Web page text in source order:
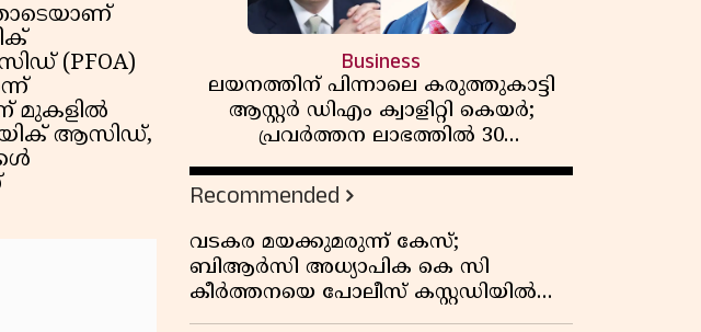
(PFOA)
മുകളിൽ
ആസിഡ്,
Business
ലയനത്തിന് പിന്നാലെ കരുത്തുകാട്ടി
ആസ്റ്റർ ഡിഎം ക്വാളിറ്റി കെയർ;
പ്രവർത്തന ലാഭത്തിൽ 30
ശതമാനത്തിൻ്റെ വളർച്ച,
വരുമാനത്തിലും ലാഭത്തിലും വൻ
കുതിപ്പ് രേഖപ്പെടുത്തി ആദ്യ പാദ
റിപ്പോർട്ട് പുറത്ത്
Recommended
വടകര മയക്കുമരുന്ന് കേസ്;
ബിആർസി അധ്യാപിക കെ സി
കീർത്തനയെ പോലീസ് കസ്റ്റഡിയിൽ
വിട്ടു